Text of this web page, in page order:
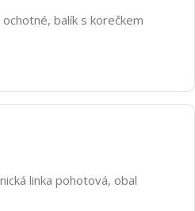
balík s korečkem
linka pohotová, obal